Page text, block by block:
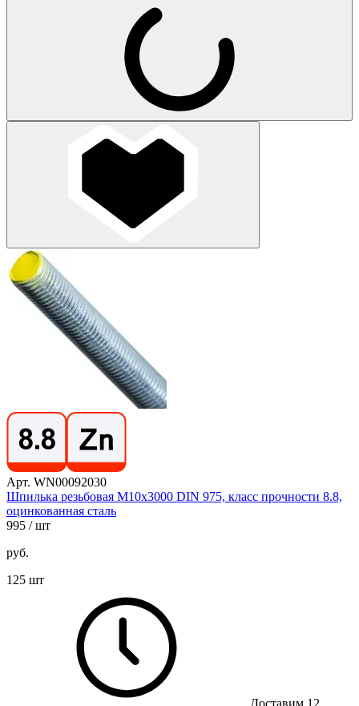
Арт. WN00092030
Шпилька резьбовая М10х3000 DIN 975, класс прочности 8.8,
оцинкованная сталь
995 / шт
руб.
125 шт
Доставим 12